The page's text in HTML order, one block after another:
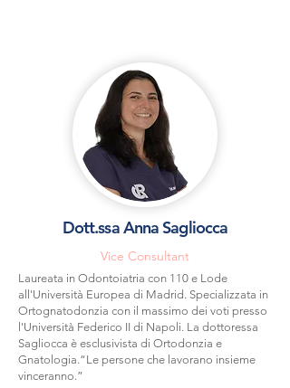
Dott.ssa Anna Sagliocca
Vice Consultant
Laureata in Odontoiatria con 110 e Lode
all'Università Europea di Madrid. Specializzata in
Ortognatodonzia con il massimo dei voti presso
l'Università Federico II di Napoli. La dottoressa
Sagliocca è esclusivista di Ortodonzia e
Gnatologia.“Le persone che lavorano insieme
vinceranno.”